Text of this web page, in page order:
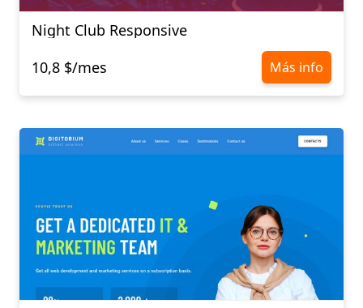
Night Club Responsive
10,8 $/mes
Más info